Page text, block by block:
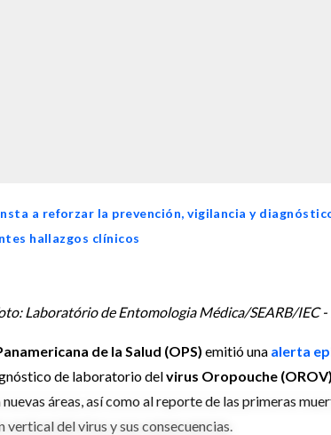
a reforzar la prevención, vigilancia y
hallazgos clínicos
Laboratório de Entomologia Médica/SEARB/IEC
de la Salud (OPS) emitió una alerta
de laboratorio delvirus Oropouche (OROV)
áreas, así como al reporte de las primeras
vertical del virus y sus consecuencias.